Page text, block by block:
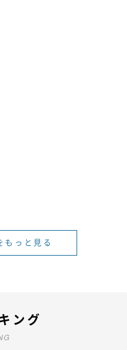
もっと見る
ング